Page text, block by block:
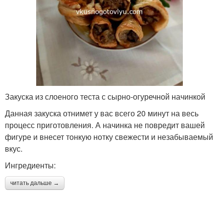
Закуска из слоеного теста с сырно-огуречной начинкой
Данная закуска отнимет у вас всего 20 минут на весь
процесс приготовления. А начинка не повредит вашей
фигуре и внесет тонкую нотку свежести и незабываемый
вкус.
Ингредиенты:
читать дальше →